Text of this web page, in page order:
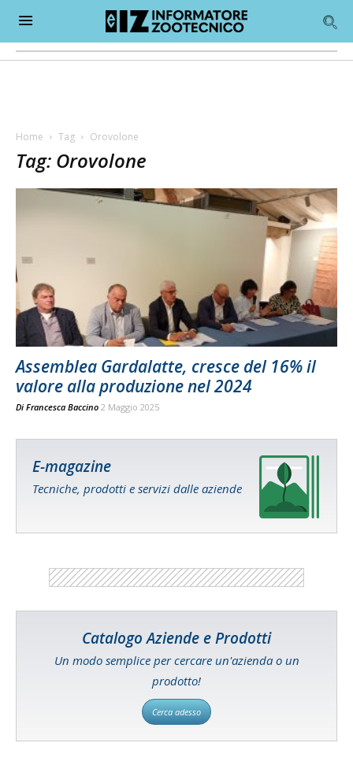
Home Tag Orovolone
Tag: Orovolone
Assemblea Gardalatte, cresce del 16% il
valore alla produzione nel 2024
Di Francesca Baccino 2 Maggio 2025
E-magazine
Tecniche, prodotti e servizi dalle aziende
Catalogo Aziende e Prodotti
Un modo semplice per cercare un'azienda o un
prodotto!
Cerca adesso